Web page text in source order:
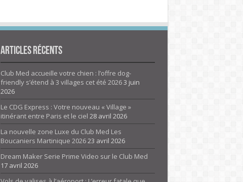
Articles Récents
Club Med accueille votre chien : l’offre dog-
friendly s’étend à 3 villages cet été 20263 juin
2026
Le CDG Express : Votre nouveau « Village »
itinérant entre Paris et le ciel 28 avril 2026
La nouvelle zone Luxe du Club Med Les
Boucaniers Martinique 202623 avril 2026
Dream Maker Serie Prime Video sur le Club Med
17 avril 2026